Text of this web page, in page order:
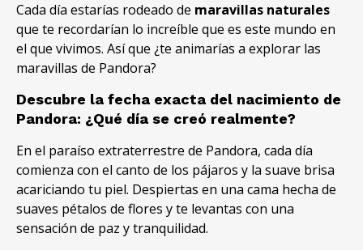
Cada día estarías rodeado de maravillas naturales
que te recordarían lo increíble que es este mundo en
el que vivimos. Así que ¿te animarías a explorar las
maravillas de Pandora?
Descubre la fecha exacta del nacimiento de
Pandora: ¿Qué día se creó realmente?
En el paraíso extraterrestre de Pandora, cada día
comienza con el canto de los pájaros y la suave brisa
acariciando tu piel. Despiertas en una cama hecha de
suaves pétalos de flores y te levantas con una
sensación de paz y tranquilidad.